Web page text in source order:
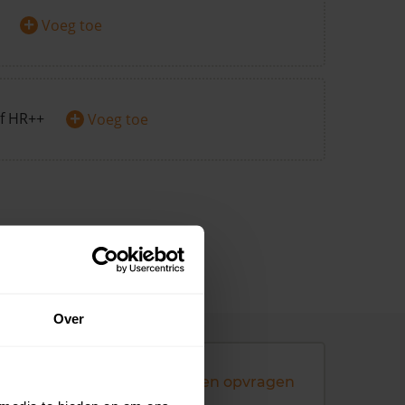
Over
+ Voeg toe
HR++ + Voeg toe
Andere koopsommen opvragen